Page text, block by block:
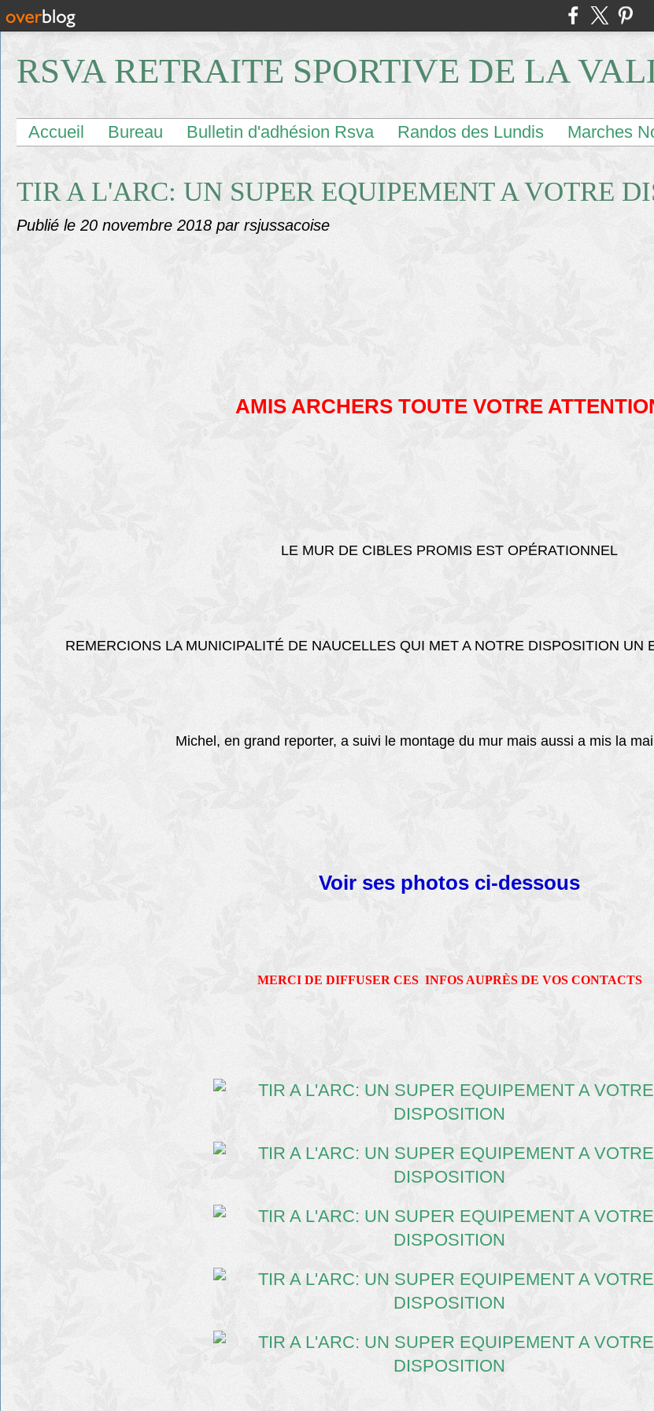
RSVA RETRAITE SPORTIVE DE LA
Accueil Bureau Bulletin d'adhésion Rsva Randos des Lundis Marches
TIR A L'ARC: UN SUPER EQUIPEMENT A VOTRE
Publié le 20 novembre 2018 par rsjussacoise
AMIS ARCHERS TOUTE VOTRE
LE MUR DE CIBLES PROMIS EST OPÉRATIONNEL
REMERCIONS LA MUNICIPALITÉ DE NAUCELLES QUI MET A NOTRE DISPOSITION UN
Michel, en grand reporter, a suivi le montage du mur mais aussi a mis la
Voir ses photos ci-dessous
MERCI DE DIFFUSER CES INFOS AUPRÈS DE VOS CONTACTS